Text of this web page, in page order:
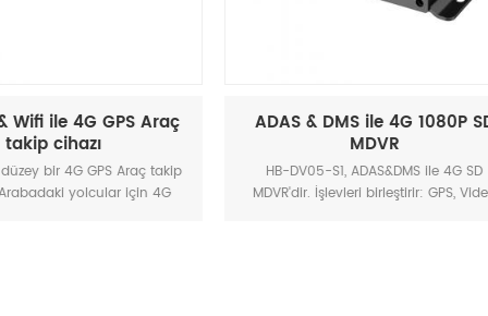
& DMS ile 4G 1080P SD
MDVR
S1, ADAS&DMS ile 4G SD
İşlevleri birleştirir: GPS, Video
4G Suya Dayanıklı GPS
takip cihazı
HB-A5D 4G su geçirmez GPS
cihazı, kurulumu kolay, kararlı &